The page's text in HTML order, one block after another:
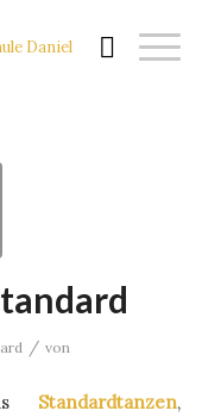
/ von
Standardtanzen,